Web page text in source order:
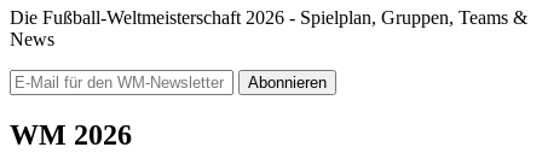
Die Fußball-Weltmeisterschaft 2026 - Spielplan, Gruppen, Teams &
News
Abonnieren
WM 2026